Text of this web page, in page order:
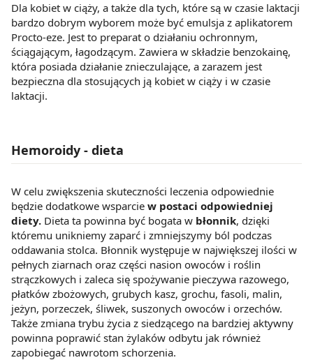
Dla kobiet w ciąży, a także dla tych, które są w czasie laktacji
bardzo dobrym wyborem może być emulsja z aplikatorem
Procto-eze. Jest to preparat o działaniu ochronnym,
ściągającym, łagodzącym. Zawiera w składzie benzokainę,
która posiada działanie znieczulające, a zarazem jest
bezpieczna dla stosujących ją kobiet w ciąży i w czasie
laktacji.
Hemoroidy - dieta
W celu zwiększenia skuteczności leczenia odpowiednie
będzie dodatkowe wsparcie w postaci odpowiedniej
diety. Dieta ta powinna być bogata w błonnik, dzięki
któremu unikniemy zaparć i zmniejszymy ból podczas
oddawania stolca. Błonnik występuje w największej ilości w
pełnych ziarnach oraz części nasion owoców i roślin
strączkowych i zaleca się spożywanie pieczywa razowego,
płatków zbożowych, grubych kasz, grochu, fasoli, malin,
jeżyn, porzeczek, śliwek, suszonych owoców i orzechów.
Także zmiana trybu życia z siedzącego na bardziej aktywny
powinna poprawić stan żylaków odbytu jak również
zapobiegać nawrotom schorzenia.